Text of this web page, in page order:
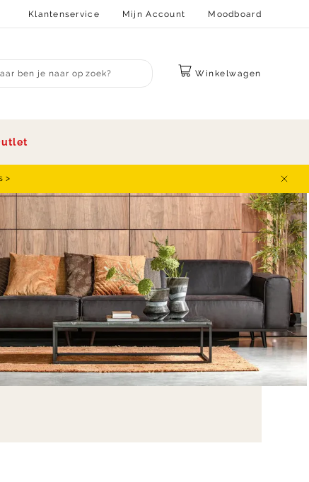
Klantenservice Mijn Account Moodboard
search
Winkelwagen
>